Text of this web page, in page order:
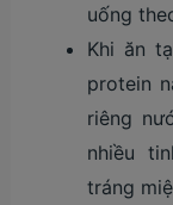
uống
Khi ăn
protein
riêng
nhiều
tráng